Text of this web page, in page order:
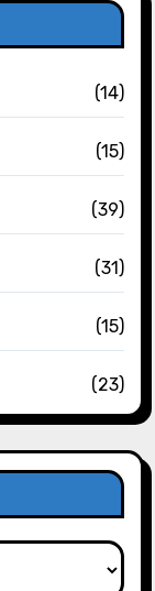
(14)
(15)
(39)
(31)
(15)
(23)